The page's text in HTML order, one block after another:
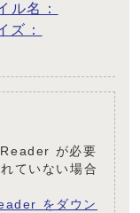
ル名：
：
が必要
ていない場合
をダウン